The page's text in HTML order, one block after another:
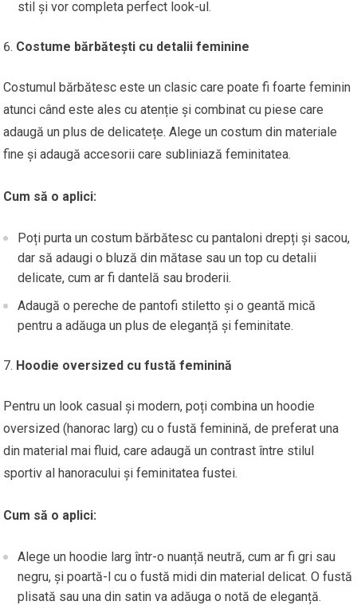
stil și vor completa perfect look-ul.
Costume bărbătești cu detalii feminine
Costumul bărbătesc este un clasic care poate fi foarte feminin
atunci când este ales cu atenție și combinat cu piese care
adaugă un plus de delicatețe. Alege un costum din materiale
fine și adaugă accesorii care subliniază feminitatea.
Cum să o aplici:
Poți purta un costum bărbătesc cu pantaloni drepți și sacou,
dar să adaugi o bluză din mătase sau un top cu detalii
delicate, cum ar fi dantelă sau broderii.
Adaugă o pereche de pantofi stiletto și o geantă mică
pentru a adăuga un plus de eleganță și feminitate.
Hoodie oversized cu fustă feminină
Pentru un look casual și modern, poți combina un hoodie
oversized (hanorac larg) cu o fustă feminină, de preferat una
din material mai fluid, care adaugă un contrast între stilul
sportiv al hanoracului și feminitatea fustei.
Cum să o aplici:
Alege un hoodie larg într-o nuanță neutră, cum ar fi gri sau
negru, și poartă-l cu o fustă midi din material delicat. O fustă
plisată sau una din satin va adăuga o notă de eleganță.